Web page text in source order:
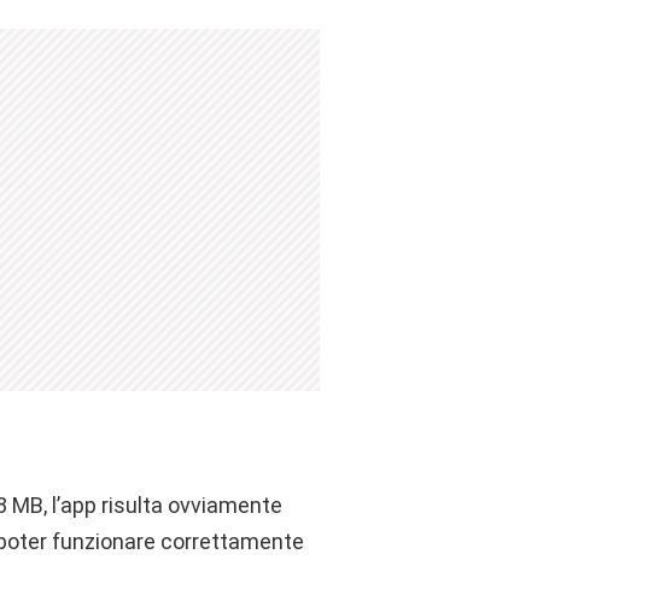
l’app risulta ovviamente
funzionare correttamente